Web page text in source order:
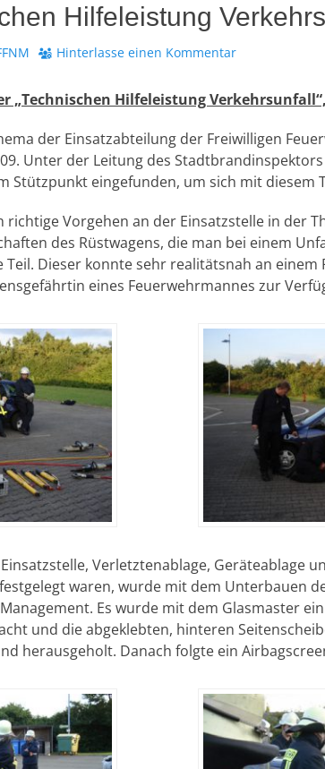
Hilfeleistung
Hinterlasse einen Kommentar
„Technischen Hilfeleistung Verkehrsunfall“,
der Einsatzabteilung der Freiwilligen
Unter der Leitung des
Stützpunkt eingefunden, um sich mit diesem
richtige Vorgehen an der Einsatzstelle in der
des Rüstwagens, die man bei einem
Dieser konnte sehr realitätsnah an einem
eines Feuerwehrmannes zur
Verletztenablage, Geräteablage
waren, wurde mit dem Unterbauen
Es wurde mit dem Glasmaster
und die abgeklebten, hinteren
herausgeholt. Danach folgte ein